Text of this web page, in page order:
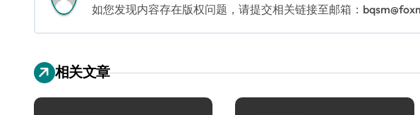
如您发现内容存在版权问题，请提交相关链接至邮箱：
相关文章